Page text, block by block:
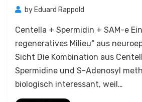
by Eduard Rappold
Centella + Spermidin + SAM-e
regeneratives Milieu“ aus
Sicht Die Kombination aus
Spermidine und S-Adenosyl
biologisch interessant, weil…